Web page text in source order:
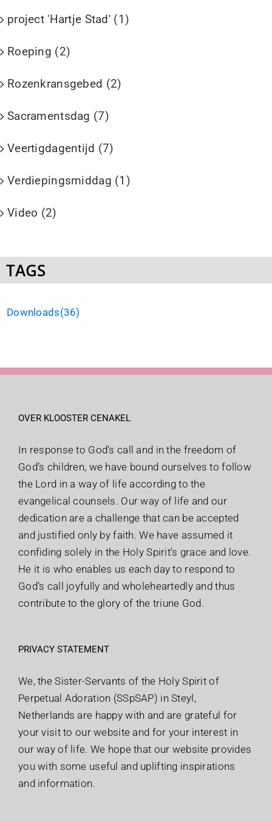
project 'Hartje Stad' (1)
Roeping (2)
Rozenkransgebed (2)
Sacramentsdag (7)
Veertigdagentijd (7)
Verdiepingsmiddag (1)
Video (2)
TAGS
Downloads(36)
OVER KLOOSTER CENAKEL
In response to God’s call and in the freedom of
God’s children, we have bound ourselves to follow
the Lord in a way of life according to the
evangelical counsels. Our way of life and our
dedication are a challenge that can be accepted
and justified only by faith. We have assumed it
confiding solely in the Holy Spirit’s grace and love.
He it is who enables us each day to respond to
God’s call joyfully and wholeheartedly and thus
contribute to the glory of the triune God.
PRIVACY STATEMENT
We, the Sister-Servants of the Holy Spirit of
Perpetual Adoration (SSpSAP) in Steyl,
Netherlands are happy with and are grateful for
your visit to our website and for your interest in
our way of life. We hope that our website provides
you with some useful and uplifting inspirations
and information.